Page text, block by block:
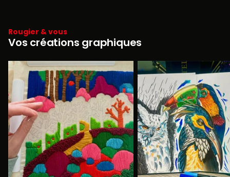
Rougier & vous
Vos créations graphiques